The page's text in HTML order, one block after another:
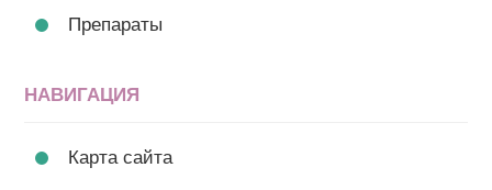
Препараты
НАВИГАЦИЯ
Карта сайта